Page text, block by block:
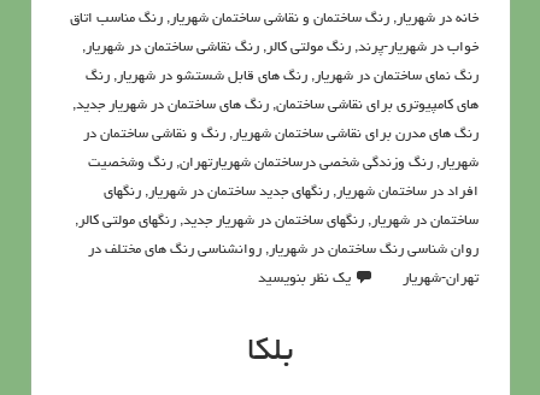
خانه در شهریار, رنگ ساختمان و نقاشی ساختمان شهریار, رنگ مناسب اتاق
خواب در شهریار-پرند, رنگ مولتی کالر, رنگ نقاشی ساختمان در شهریار,
رنگ نمای ساختمان در شهریار, رنگ هاي قابل شستشو در شهریار, رنگ
هاي كامپيوتري براي نقاشي ساختمان, رنگ های ساختمان در شهریار جدید,
رنگ های مدرن برای نقاشی ساختمان شهریار, رنگ و نقاشی ساختمان در
شهریار, رنگ وزندگی شخصی درساختمان شهریارتهران, رنگ وشخصیت
افراد در ساختمان شهریار, رنگهای جدید ساختمان در شهریار, رنگهای
ساختمان در شهریار, رنگهای ساختمان در شهریار جدید, رنگهای مولتی کالر,
روان شناسي رنگ ساختمان در شهریار, روانشناسي رنگ هاي مختلف در
تهران-شهریار
یک نظر بنویسید
بلکا